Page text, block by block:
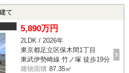
て
5,890万円
2LDK / 2026年
東京都足立区保木間1丁目
東武伊勢崎線 竹ノ塚 徒歩19分
建物面積 87.35㎡